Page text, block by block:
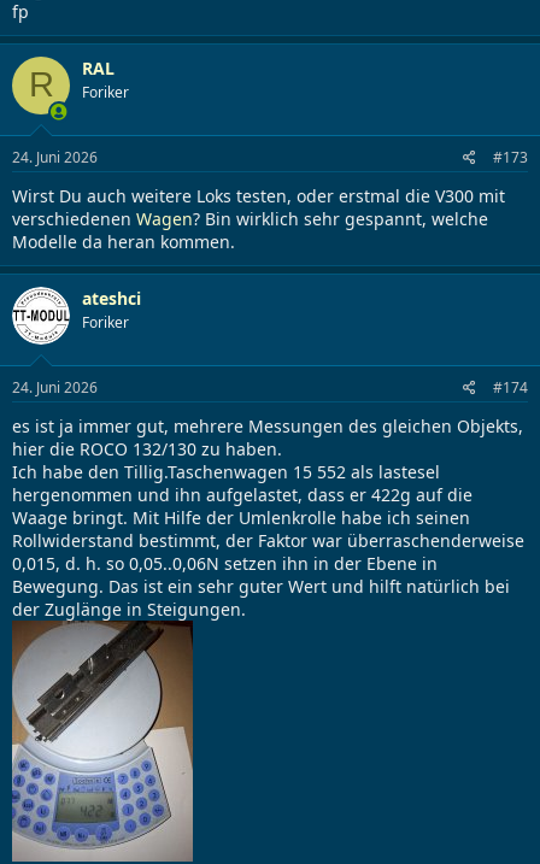
fp
R RAL
Foriker
24. Juni 2026 #173
Wirst Du auch weitere Loks testen, oder erstmal die V300 mit
verschiedenen Wagen? Bin wirklich sehr gespannt, welche
Modelle da heran kommen.
ateshci
Foriker
24. Juni 2026 #174
es ist ja immer gut, mehrere Messungen des gleichen Objekts,
hier die ROCO 132/130 zu haben.
Ich habe den Tillig.Taschenwagen 15 552 als lastesel
hergenommen und ihn aufgelastet, dass er 422g auf die
Waage bringt. Mit Hilfe der Umlenkrolle habe ich seinen
Rollwiderstand bestimmt, der Faktor war überraschenderweise
0,015, d. h. so 0,05..0,06N setzen ihn in der Ebene in
Bewegung. Das ist ein sehr guter Wert und hilft natürlich bei
der Zuglänge in Steigungen.